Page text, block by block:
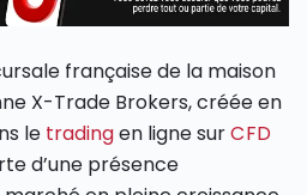
française de la maison
X-Trade Brokers, créée en
le tradingen ligne surCFD
d’une présence